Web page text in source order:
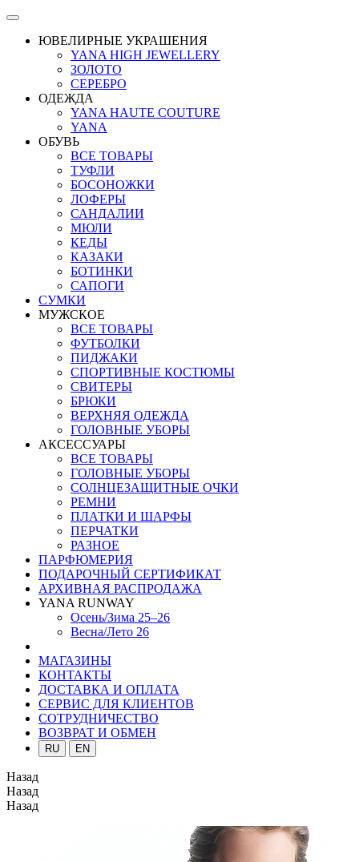
ЮВЕЛИРНЫЕ УКРАШЕНИЯ
YANA HIGH JEWELLERY
ЗОЛОТО
СЕРЕБРО
ОДЕЖДА
YANA HAUTE COUTURE
YANA
ОБУВЬ
ВСЕ ТОВАРЫ
ТУФЛИ
БОСОНОЖКИ
ЛОФЕРЫ
САНДАЛИИ
МЮЛИ
КЕДЫ
КАЗАКИ
БОТИНКИ
САПОГИ
СУМКИ
МУЖСКОЕ
ВСЕ ТОВАРЫ
ФУТБОЛКИ
ПИДЖАКИ
СПОРТИВНЫЕ КОСТЮМЫ
СВИТЕРЫ
БРЮКИ
ВЕРХНЯЯ ОДЕЖДА
ГОЛОВНЫЕ УБОРЫ
АКСЕССУАРЫ
ВСЕ ТОВАРЫ
ГОЛОВНЫЕ УБОРЫ
СОЛНЦЕЗАЩИТНЫЕ ОЧКИ
РЕМНИ
ПЛАТКИ И ШАРФЫ
ПЕРЧАТКИ
РАЗНОЕ
ПАРФЮМЕРИЯ
ПОДАРОЧНЫЙ СЕРТИФИКАТ
АРХИВНАЯ РАСПРОДАЖА
YANA RUNWAY
Осень/Зима 25–26
Весна/Лето 26
МАГАЗИНЫ
КОНТАКТЫ
ДОСТАВКА И ОПЛАТА
СЕРВИС ДЛЯ КЛИЕНТОВ
СОТРУДНИЧЕСТВО
ВОЗВРАТ И ОБМЕН
RU EN
Назад
Назад
Назад